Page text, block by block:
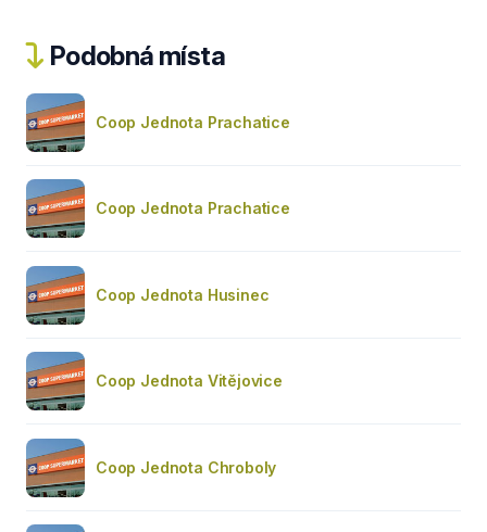
Podobná místa
Coop Jednota Prachatice
Coop Jednota Prachatice
Coop Jednota Husinec
Coop Jednota Vitějovice
Coop Jednota Chroboly